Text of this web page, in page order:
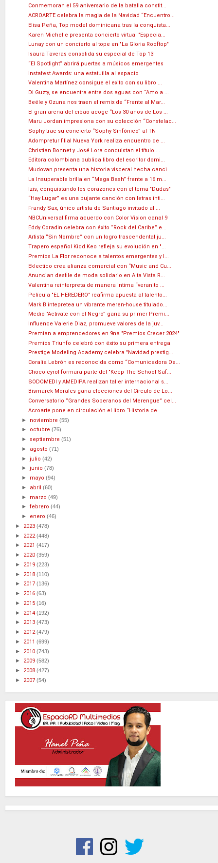
Conmemoran el 59 aniversario de la batalla constit...
ACROARTE celebra la magia de la Navidad “Encuentro...
Elisa Peña, Top model dominicana tras la conquista...
Karen Michelle presenta concierto virtual "Especia...
Lunay con un concierto al tope en "La Gloria Rooftop"
Isaura Taveras consolida su especial de Top 13
“El Spotlight” abrirá puertas a músicos emergentes
Instafest Awards: una estatuilla al espacio
Valentina Martínez consigue el exito con su libro ...
Di Guzty, se encuentra entre dos aguas con “Amo a ...
Beéle y Ozuna nos traen el remix de “Frente al Mar...
El gran arena del cibao acoge “Los 30 años de Los ...
Maru Jordan impresiona con su colección “Constelac...
Sophy trae su concierto “Sophy Sinfónico” al TN
Adompretur filial Nueva York realiza encuentro de ...
Christian Bonnet y José Lora conquistan el título ...
Editora colombiana publica libro del escritor domi...
Mudovan presenta una historia visceral hecha canci...
La Insuperable brilla en “Mega Bash” frente a 16 m...
Izis, conquistando los corazones con el tema "Dudas"
“Hay Lugar” es una pujante canción con letras ínti...
Frandy Sax, único artista de Santiago invitado al ...
NBCUniversal firma acuerdo con Color Vision canal 9
Eddy Coradin celebra con éxito “Rock del Caribe” e...
Artista “Sin Nombre” con un logro trascendental ju...
Trapero español Kidd Keo refleja su evolución en "...
Premios La Flor reconoce a talentos emergentes y l...
Eklectico crea alianza comercial con “Music and Cu...
Anuncian desfile de moda solidario en Alta Vista R...
Valentina reinterpreta de manera intima “veranito ...
Película "EL HEREDERO" reafirma apuesta al talento...
Mark B intepretea un vibrante meren-house titulado...
Medio "Activate con el Negro” gana su primer Premi...
Influence Valerie Diaz, promueve valores de la juv...
Premian a emprendedores en 9na "Premios Crecer 2024"
Premios Triunfo celebró con éxito su primera entrega
Prestige Modeling Academy celebra "Navidad prestig...
Coralia Lebrón es reconocida como “Comunicadora De...
Chocoleyrol formara parte del "Keep The School Saf...
SODOMEDI y AMEDIPA realizan taller internacional s...
Bismarck Morales gana elecciones del Círculo de Lo...
Conversatorio “Grandes Soberanos del Merengue” cel...
Acroarte pone en circulación el libro “Historia de...
► noviembre(55)
► octubre(76)
► septiembre(51)
► agosto(71)
►julio(42)
►junio(78)
► mayo(94)
► abril(60)
► marzo(49)
►febrero(44)
► enero(46)
► 2023 (478)
► 2022(448)
► 2021 (417)
► 2020 (359)
► 2019 (223)
► 2018 (110)
► 2017 (136)
► 2016 (63)
► 2015 (16)
► 2014 (192)
► 2013 (473)
► 2012(479)
► 2011 (699)
► 2010 (743)
► 2009 (582)
► 2008 (427)
► 2007 (54)